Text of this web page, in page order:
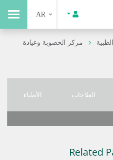
AR
مركز الخصوبة وعيادة
العلاجات الأطباء
Related